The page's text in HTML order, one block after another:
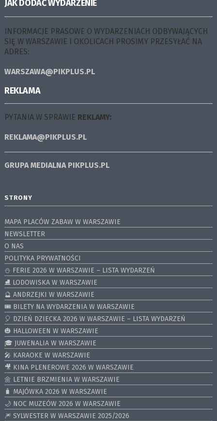
JAK DODAĆ WYDARZENIE
INFORMACJE PRASOWE O WYDARZENIACH ODBYWAJĄCYCH
SIĘ W WARSZAWIE I OKOLICACH PROSIMY PRZESYŁAĆ NA
ADRES:
WARSZAWA@PIKPLUS.PL
REKLAMA
PYTANIA W SPRAWIE REKLAMY:
REKLAMA@PIKPLUS.PL
GRUPA MEDIALNA PIKPLUS.PL
STRONY
MAPA PLACÓW ZABAW W WARSZAWIE
NEWSLETTER
O NAS
POLITYKA PRYWATNOŚCI
⛄️ FERIE 2026 W WARSZAWIE – LISTA WYDARZEŃ
⛸ LODOWISKA W WARSZAWIE
🔮 ANDRZEJKI W WARSZAWIE
🎟️ BILETY NA WYDARZENIA W WARSZAWIE
🎈 DZIEŃ DZIECKA 2026 W WARSZAWIE – LISTA WYDARZEŃ
🎃 HALLOWEEN W WARSZAWIE
🎓 JUWENALIA W WARSZAWIE
🎤 KARAOKE W WARSZAWIE
🎥 KINA PLENEROWE 2026 W WARSZAWIE
🌼 LETNIE BRZMIENIA W WARSZAWIE
🧳 MAJÓWKA 2026 W WARSZAWIE
🌙 NOC MUZEÓW 2026 W WARSZAWIE
🎆 SYLWESTER W WARSZAWIE 2025/2026